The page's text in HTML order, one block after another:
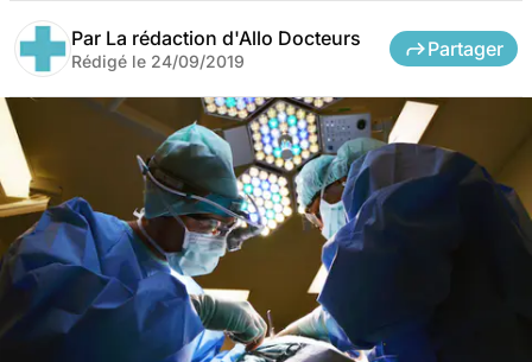
Par La rédaction d'Allo Docteurs
Rédigé le 24/09/2019
Partager